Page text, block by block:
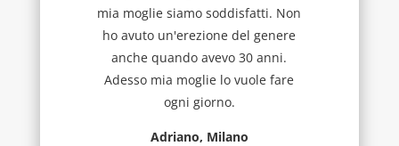
mia moglie siamo soddisfatti. Non
ho avuto un'erezione del genere
anche quando avevo 30 anni.
Adesso mia moglie lo vuole fare
ogni giorno.
Adriano, Milano